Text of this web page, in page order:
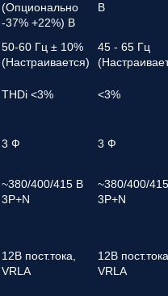
(Опционально
-37% +22%) В
В
50-60 Гц ± 10%
(Настраивается)
45 - 65 Гц
THDi <3%
<3%
3 Ф 3 Ф
~380/400/415 В
3P+N
~380/400/
3P+N
12В пост.тока,
VRLA
12В
VRLA